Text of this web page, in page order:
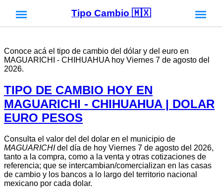
Tipo Cambio 🇲🇽
Conoce acá el tipo de cambio del dólar y del euro en
MAGUARICHI - CHIHUAHUA hoy Viernes 7 de agosto del
2026.
TIPO DE CAMBIO HOY EN
MAGUARICHI - CHIHUAHUA | DOLAR
EURO PESOS
Consulta el valor del del dolar en el municipio de
MAGUARICHIdel día de hoy Viernes 7 de agosto del 2026,
tanto a la compra, como a la venta y otras cotizaciones de
referencia; que se intercambian/comercializan en las casas
de cambio y los bancos a lo largo del territorio nacional
mexicano por cada dolar.